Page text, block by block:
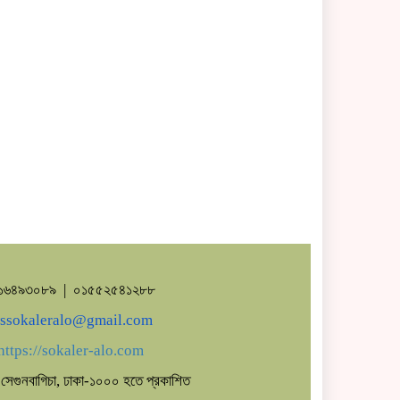
| ০১৫৫২৫৪১২৮৮
sokaler-alo.com
ঢাকা-১০০০ হতে প্রকাশিত